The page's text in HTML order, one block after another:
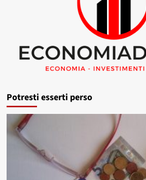
Potresti esserti perso